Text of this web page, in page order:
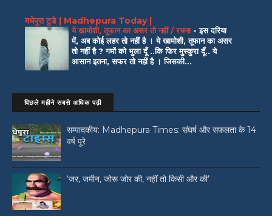
मधेपुरा टुडे | Madhepura Today |
ये खामोशी, तूफान का असर तो नहीं / रचना -इस दरिया
में, अब कोई लहर तो नहीं है । ये खामोशी, तूफान का असर
तो नहीं है ? गमों को भुला दूँ ..कि फिर मुस्कुरा दूँ.. ये
आसान इतना, सफर तो नहीं है । जिसकी...
पिछले महीने सबसे अधिक पढ़ी
सम्पादकीय: Madhepura Times: संघर्ष और सफलता के 14
वर्ष पूरे
‘जर, जमीन, जोरू जोर की, नहीं तो किसी और की’